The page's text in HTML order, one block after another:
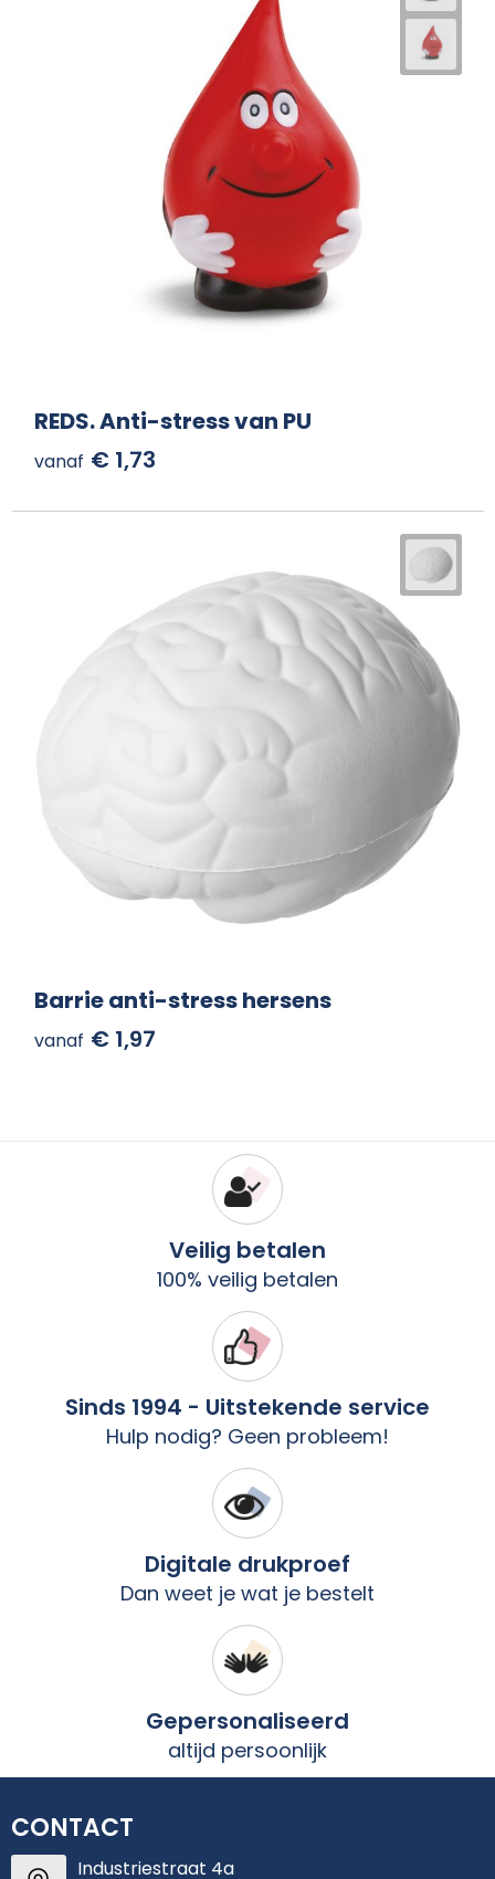
REDS. Anti-stress van PU
vanaf € 1,73
Barrie anti-stress hersens
vanaf € 1,97
Veilig betalen
100% veilig betalen
Sinds 1994 - Uitstekende service
Hulp nodig? Geen probleem!
Digitale drukproef
Dan weet je wat je bestelt
Gepersonaliseerd
altijd persoonlijk
CONTACT
Industriestraat 4a